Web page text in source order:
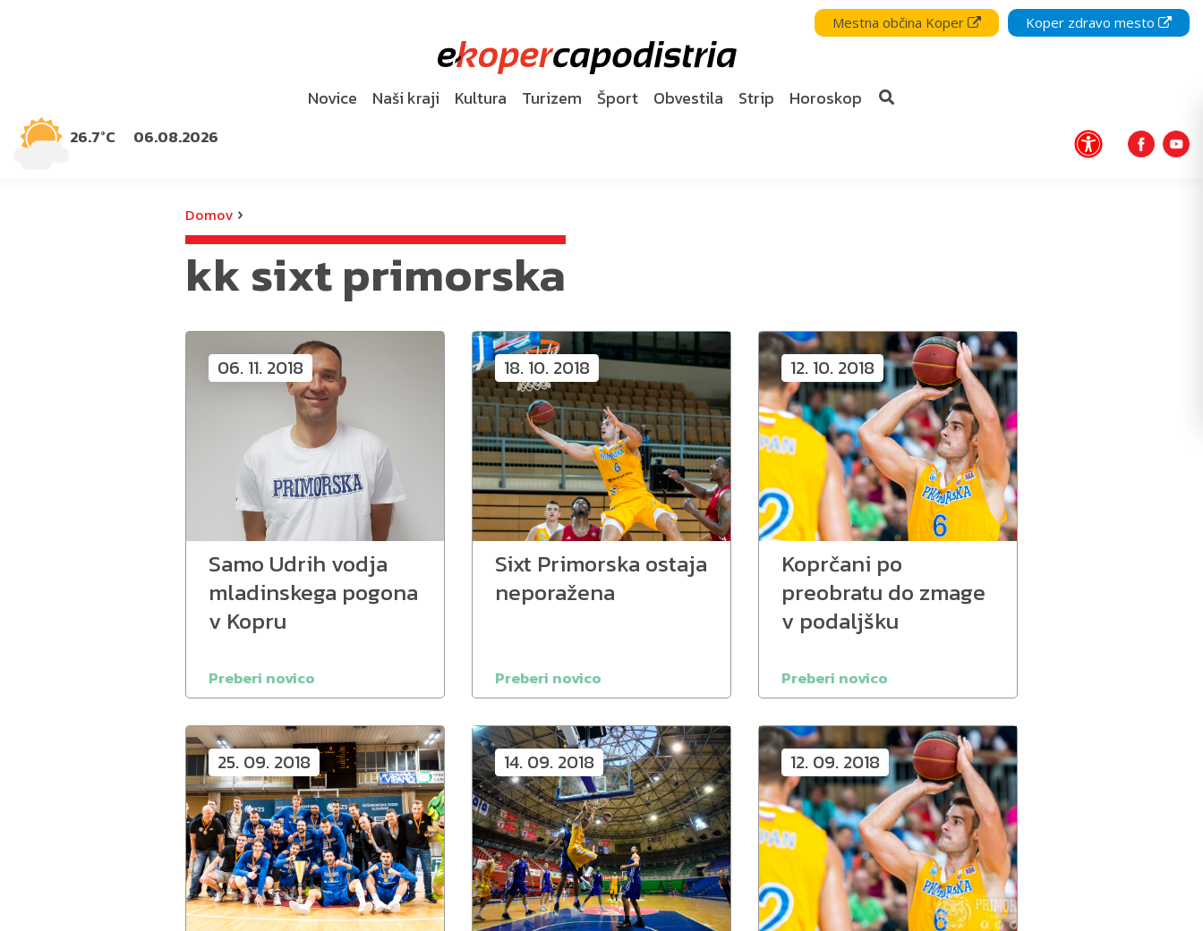
Mestna občina Koper Koper zdravo mesto
26.7°C 06.08.2026
Novice Naši kraji Kultura Turizem Šport Obvestila Strip Horoskop
Domov ›
kk sixt primorska
06. 11. 2018
Samo Udrih vodja
mladinskega pogona
v Kopru
Preberi novico
18. 10. 2018
Sixt Primorska ostaja
neporažena
Preberi novico
12. 10. 2018
Koprčani po
preobratu do zmage
v podaljšku
Preberi novico
25. 09. 2018 14. 09. 2018 12. 09. 2018